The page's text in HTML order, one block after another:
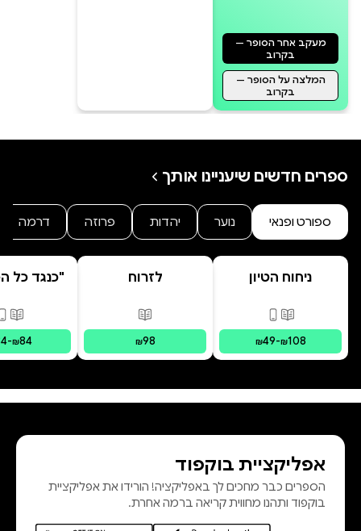
מעקב אחר הסופר —
בקרוב
המלצה על הסופר —
בקרוב
ספרים חדשים שיעניינו אותך
ספורט ופנאי נוער יהדות פרוזה דרמה
ניחוח הטיון
פורמטים זמינים מודפס, דיגיטלי
₪49-₪108
לזרוח
פורמטים זמינים
מודפס
₪98
"כנגד כל
-₪84
אפליקציית בוקפוד
הספרים כבר מחכים לך באפליקציה! הורידו את אפליקציית
בוקפוד ותהנו מחווית קריאה ברמה אחרת.